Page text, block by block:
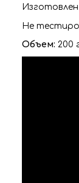
Не
Объем: 200